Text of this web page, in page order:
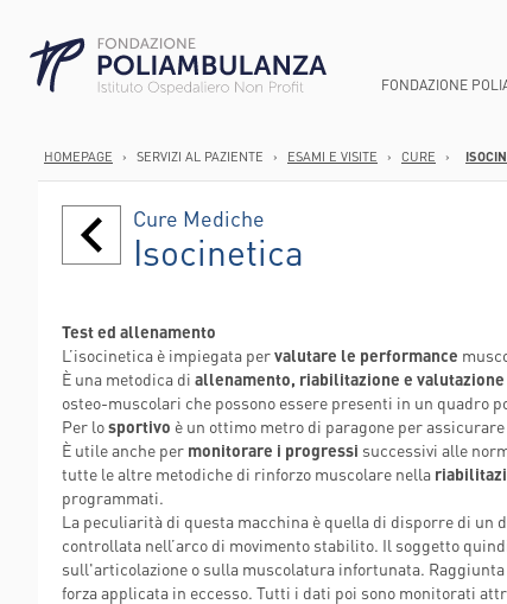
FONDAZIONE
CHI SIAMO
WELFARE
AREA
ANATOMIA
ROBOTICA
CHIRURGIA
ENDOSCOPIA
DIREZIONE
CENTER
CENTER
HOMEPAGE › SERVIZI AL PAZIENTE › ESAMI E VISITE › CURE ›
Cure Mediche
Isocinetica
Test ed allenamento
L’isocinetica è impiegata pervalutare le performance
È una metodica di allenamento, riabilitazione e
osteo-muscolari che possono essere presenti in un quadro
Per losportivo è un ottimo metro di paragone per
È utile anche per monitorare i progressi successivi alle
tutte le altre metodiche di rinforzo muscolare nella
programmati.
La peculiarità di questa macchina è quella di disporre di un
controllata nell’arco di movimento stabilito. Il soggetto
sull'articolazione o sulla muscolatura infortunata. Raggiunta
forza applicata in eccesso. Tutti i dati poi sono monitorati